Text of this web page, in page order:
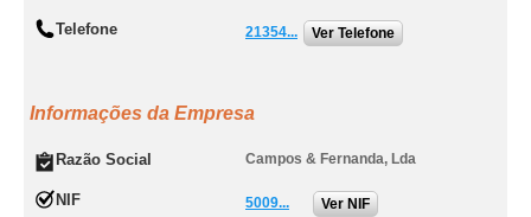
Telefone 21354... Ver Telefone
Informações da Empresa
Razão Social Campos & Fernanda, Lda
NIF 5009... Ver NIF